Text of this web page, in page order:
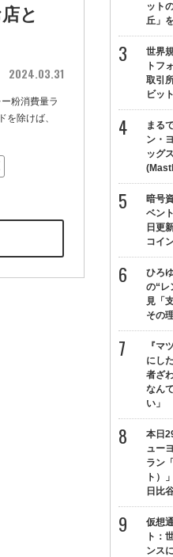
と
2024.03.31
粉消費量ラ
除けば、
ット
丘」
世界
トフ
取引
ビッ
まる
ン・
ッグ
暗号
ベン
日更
コイ
ひろ
の“レ
見「
その
『マ
にし
者ざ
なん
い」
本日
ュー
ラン
ト）
日比
仮想
ト：
ンス